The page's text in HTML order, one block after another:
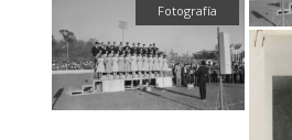
Fotografía